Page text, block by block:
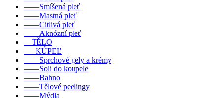
––––Smíšená pleť
––––Mastná pleť
––––Citlivá pleť
––––Aknózní pleť
––TĚLO
–––KÚPEĽ
––––Sprchové gely a krémy
––––Soli do koupele
––––Bahno
––––Tělové peelingy
––––Mýdla